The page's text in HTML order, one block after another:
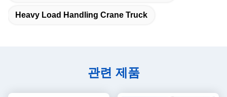
Heavy Load Handling Crane Truck
관련 제품